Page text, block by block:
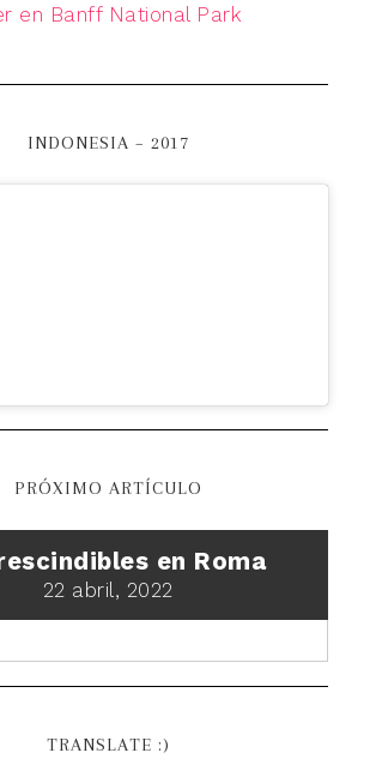
en Banff National Park
INDONESIA – 2017
PRÓXIMO ARTÍCULO
en Roma
22 abril, 2022
TRANSLATE :)